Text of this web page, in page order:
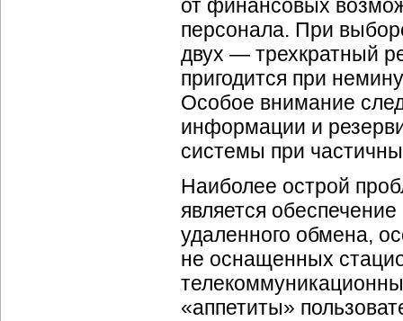
от финансовых
персонала. При
двух — трехкратный
пригодится при
Особое внимание
информации и
системы при
Наиболее острой
является
удаленного обмена,
не оснащенных
«аппетиты»